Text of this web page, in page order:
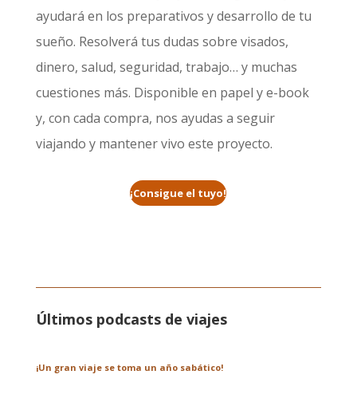
ayudará en los preparativos y desarrollo de tu
sueño. Resolverá tus dudas sobre visados,
dinero, salud, seguridad, trabajo… y muchas
cuestiones más. Disponible en papel y e-book
y, con cada compra, nos ayudas a seguir
viajando y mantener vivo este proyecto.
¡Consigue el tuyo!
Últimos podcasts de viajes
¡Un gran viaje se toma un año sabático!